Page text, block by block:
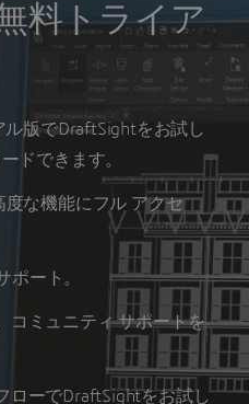
料トライア
版でDraftSightをお試し
ドできます。
な機能にフル アクセ
ポート。
コミュニティ サポートを
ローでDraftSightをお試し